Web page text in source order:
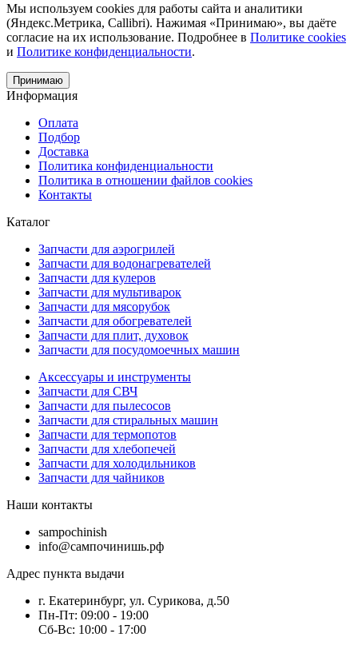
Мы используем cookies для работы сайта и аналитики
(Яндекс.Метрика, Callibri). Нажимая «Принимаю», вы даёте
согласие на их использование. Подробнее в Политике cookies
и Политике конфиденциальности.
Принимаю
Информация
Оплата
Подбор
Доставка
Политика конфиденциальности
Политика в отношении файлов cookies
Контакты
Каталог
Запчасти для аэрогрилей
Запчасти для водонагревателей
Запчасти для кулеров
Запчасти для мультиварок
Запчасти для мясорубок
Запчасти для обогревателей
Запчасти для плит, духовок
Запчасти для посудомоечных машин
Аксессуары и инструменты
Запчасти для СВЧ
Запчасти для пылесосов
Запчасти для стиральных машин
Запчасти для термопотов
Запчасти для хлебопечей
Запчасти для холодильников
Запчасти для чайников
Наши контакты
sampochinish
info@сампочинишь.рф
Адрес пункта выдачи
г. Екатеринбург, ул. Сурикова, д.50
Пн-Пт: 09:00 - 19:00
Сб-Вс: 10:00 - 17:00